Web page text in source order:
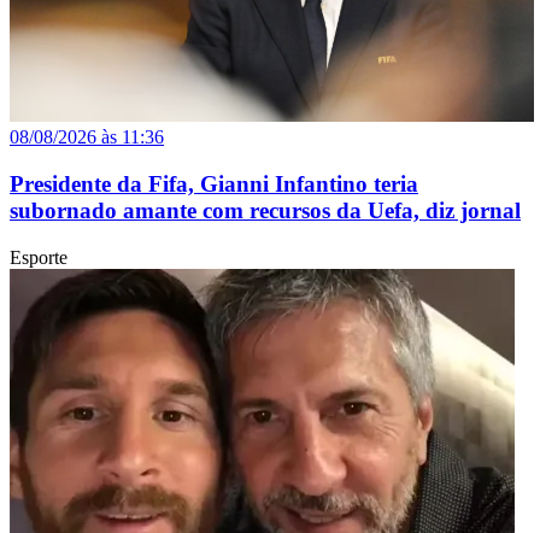
08/08/2026 às 11:36
Presidente da Fifa, Gianni Infantino teria
subornado amante com recursos da Uefa, diz jornal
Esporte